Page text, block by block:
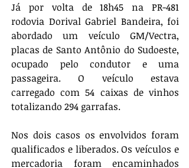
Já por volta de 18h45 na PR-481
rodovia Dorival Gabriel Bandeira, foi
abordado um veículo GM/Vectra,
placas de Santo Antônio do Sudoeste,
ocupado pelo condutor e uma
passageira. O veículo estava
carregado com 54 caixas de vinhos
totalizando 294 garrafas.
Nos dois casos os envolvidos foram
qualificados e liberados. Os veículos e
mercadoria foram encaminhados